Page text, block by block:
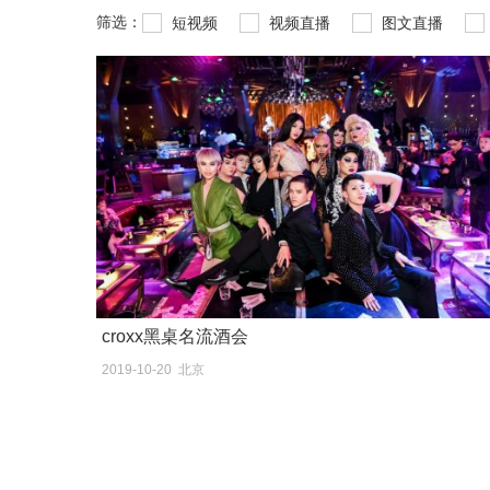
筛选： 短视频 视频直播 图文直播
croxx黑桌名流酒会
2019-10-20 北京